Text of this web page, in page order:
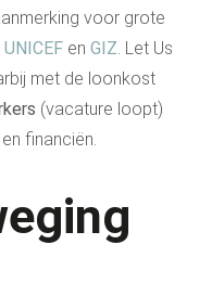
voor grote
UNICEF en GIZ. Let Us
met de loonkost
(vacature loopt)
financiën.